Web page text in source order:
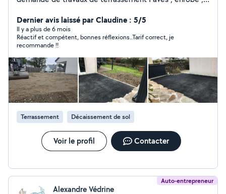
Tous travaux de BTP VRD enrobés , Pavés , dalles , tous
Dernier avis laissé par Claudine : 5/5
Il y a plus de 6 mois
Réactif et compétent, bonnes réflexions..Tarif correct, je
recommande !!
Terrassement Décaissement de sol
Voir le profil Contacter
Auto-entrepreneur
Alexandre Védrine